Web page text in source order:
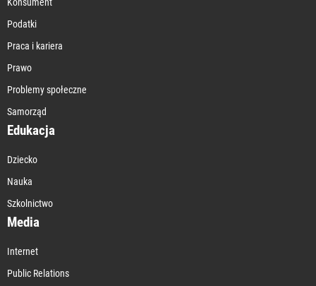
Podatki
Praca i kariera
Prawo
Problemy społeczne
Samorząd
Edukacja
Dziecko
Nauka
Szkolnictwo
Media
Internet
Public Relations